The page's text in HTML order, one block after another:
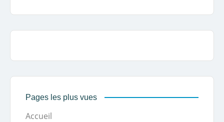
Pages les plus vues
Accueil